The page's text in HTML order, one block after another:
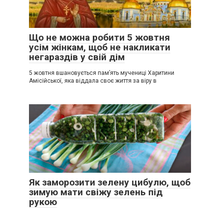
Що не можна робити 5 жовтня
усім жінкам, щоб не накликати
негараздів у свій дім
5 жовтня вшановується пам’ять мучениці Харитини
Амісійської, яка віддала своє життя за віру в
Як заморозити зелену цибулю, щоб
зимую мати свіжу зелень під
рукою